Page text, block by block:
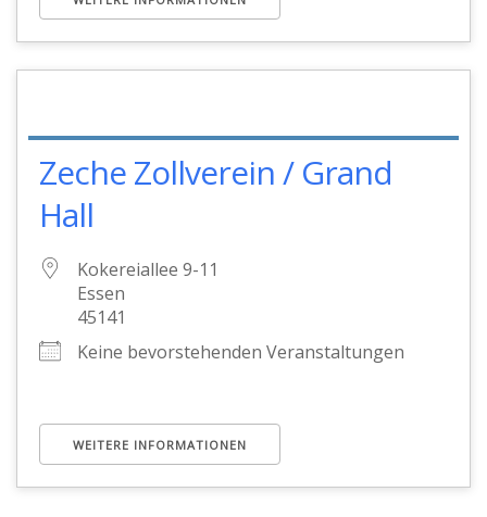
Zeche Zollverein / Grand
Hall
Kokereiallee 9-11
Essen
45141
Keine bevorstehenden Veranstaltungen
WEITERE INFORMATIONEN